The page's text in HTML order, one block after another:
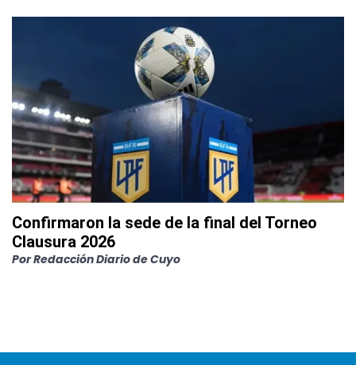
Confirmaron la sede de la final del Torneo
Clausura 2026
PorRedacción Diario de Cuyo